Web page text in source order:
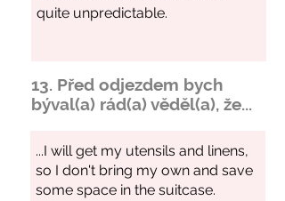
13. Před odjezdem bych
býval(a) rád(a) věděl(a), že...